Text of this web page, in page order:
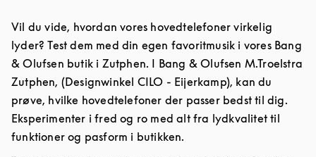
Vil du vide, hvordan vores hovedtelefoner virkelig
lyder? Test dem med din egen favoritmusik i vores Bang
& Olufsen butik i Zutphen. I Bang & Olufsen M.Troelstra
Zutphen, (Designwinkel CILO - Eijerkamp), kan du
prøve, hvilke hovedtelefoner der passer bedst til dig.
Eksperimenter i fred og ro med alt fra lydkvalitet til
funktioner og pasform i butikken.